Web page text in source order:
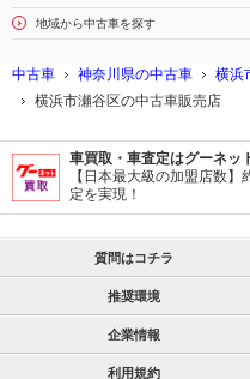
地域から中古車を探す
中古車 神奈川県の中古車
横浜
横浜市瀬谷区の中古車販売店
車買取・車査定はグーネ
【日本最大級の加盟店数
定を実現！
質問はコチラ
推奨環境
企業情報
利用規約